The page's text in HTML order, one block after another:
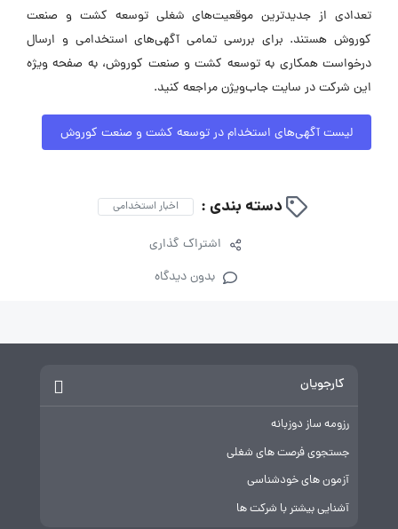
تعدادی از جدیدترین موقعیت‌های شغلی توسعه کشت و صنعت
کوروش هستند. برای بررسی تمامی آگهی‌های استخدامی و ارسال
درخواست همکاری به توسعه کشت و صنعت کوروش، به صفحه ویژه
این شرکت در سایت جاب‌ویژن مراجعه کنید.
لیست آگهی‌های استخدام در توسعه کشت و صنعت کوروش
دسته بندی : اخبار استخدامی
اشتراک گذاری
بدون دیدگاه
کارجویان
رزومه ساز دوزبانه
جستجوی فرصت های شغلی
آزمون های خودشناسی
آشنایی بیشتر با شرکت ها